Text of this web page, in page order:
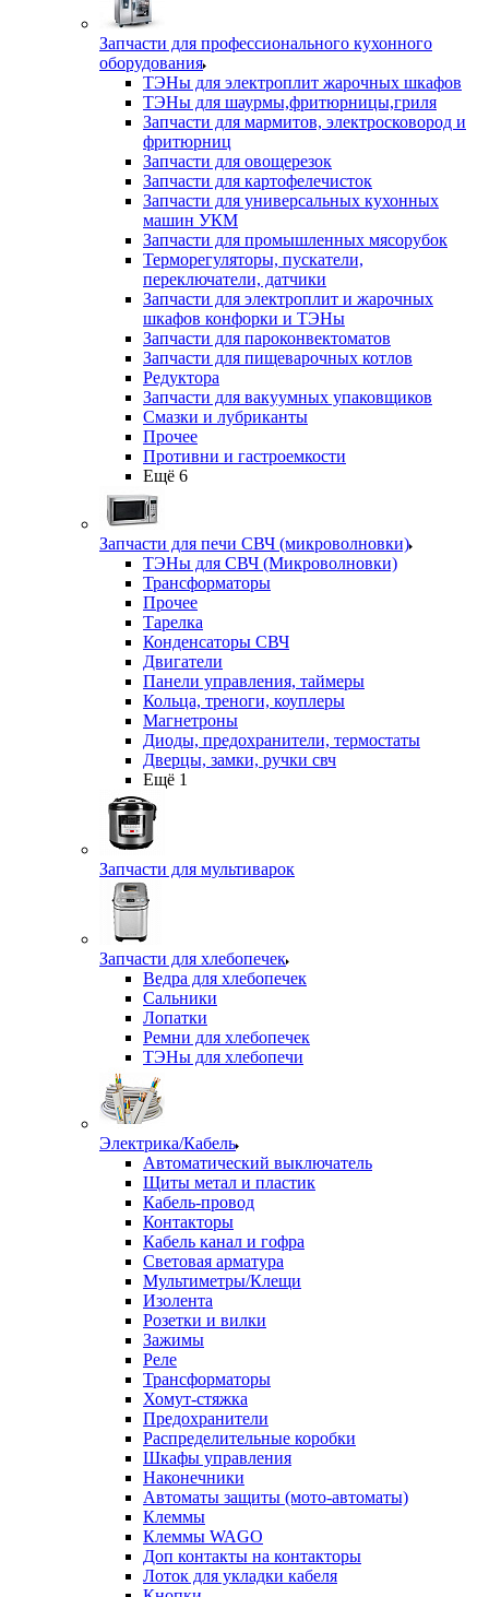
Запчасти для профессионального кухонного
оборудования
ТЭНы для электроплит жарочных шкафов
ТЭНы для шаурмы,фритюрницы,гриля
Запчасти для мармитов, электросковород и
фритюрниц
Запчасти для овощерезок
Запчасти для картофелечисток
Запчасти для универсальных кухонных
машин УКМ
Запчасти для промышленных мясорубок
Терморегуляторы, пускатели,
переключатели, датчики
Запчасти для электроплит и жарочных
шкафов конфорки и ТЭНы
Запчасти для пароконвектоматов
Запчасти для пищеварочных котлов
Редуктора
Запчасти для вакуумных упаковщиков
Смазки и лубриканты
Прочее
Противни и гастроемкости
Ещё 6
Запчасти для печи СВЧ (микроволновки)
ТЭНы для СВЧ (Микроволновки)
Трансформаторы
Прочее
Тарелка
Конденсаторы СВЧ
Двигатели
Панели управления, таймеры
Кольца, треноги, коуплеры
Магнетроны
Диоды, предохранители, термостаты
Дверцы, замки, ручки свч
Ещё 1
Запчасти для мультиварок
Запчасти для хлебопечек
Ведра для хлебопечек
Сальники
Лопатки
Ремни для хлебопечек
ТЭНы для хлебопечи
Электрика/Кабель
Автоматический выключатель
Щиты метал и пластик
Кабель-провод
Контакторы
Кабель канал и гофра
Световая арматура
Мультиметры/Клещи
Изолента
Розетки и вилки
Зажимы
Реле
Трансформаторы
Хомут-стяжка
Предохранители
Распределительные коробки
Шкафы управления
Наконечники
Автоматы защиты (мото-автоматы)
Клеммы
Клеммы WAGO
Доп контакты на контакторы
Лоток для укладки кабеля